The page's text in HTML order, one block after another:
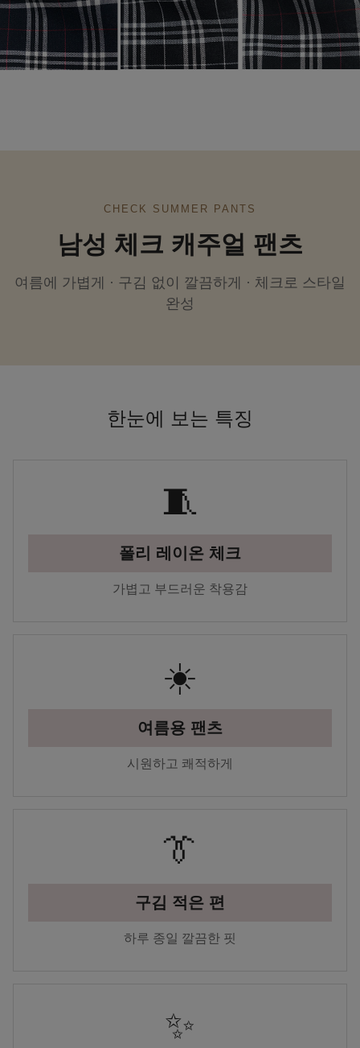
CHECK SUMMER PANTS
남성 체크 캐주얼 팬츠
여름에 가볍게 · 구김 없이 깔끔하게 · 체크로 스타일
완성
한눈에 보는 특징
🧵
폴리 레이온 체크
가볍고 부드러운 착용감
☀️
여름용 팬츠
시원하고 쾌적하게
👔
구김 적은 편
하루 종일 깔끔한 핏
✨